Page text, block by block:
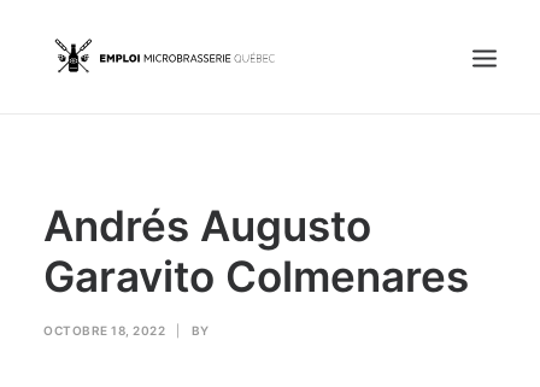
Emplois
Candidats
OFFREZ UN EMPLOI
Andrés Augusto
Garavito Colmenares
OCTOBRE 18, 2022 BY